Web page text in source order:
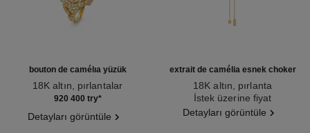
bouton de camélia yüzük
18K altın, pırlantalar
Ref. J12121920 400 try*
Detayları görüntüle
extrait de camélia esnek choker
18K altın, pırlanta
Ref. J13652İstek üzerine fiyat
Detayları görüntüle